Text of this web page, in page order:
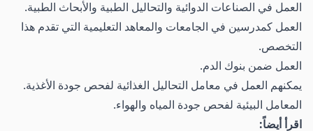
العمل في الصناعات الدوائية والتحاليل الطبية والأبحاث الطبية.
العمل كمدرسين في الجامعات والمعاهد التعليمية التي تقدم هذا
التخصص.
العمل ضمن بنوك الدم.
يمكنهم العمل في معامل التحاليل الغذائية لفحص جودة الأغذية.
المعامل البيئية لفحص جودة المياه والهواء.
اقرأ أيضاً: